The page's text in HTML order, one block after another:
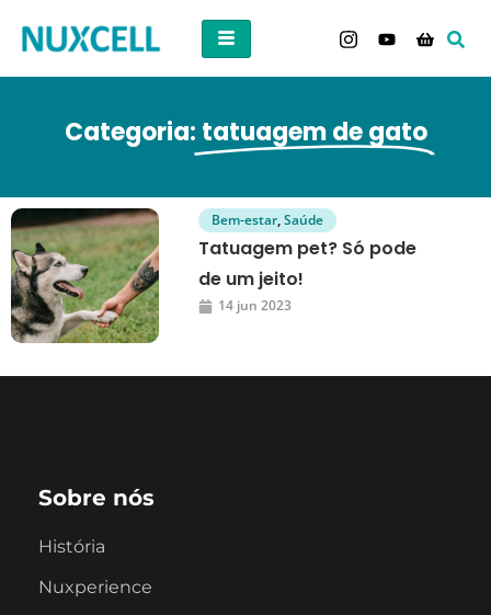
Categoria: tatuagem de gato
Bem-estar,Saúde
Tatuagem pet? Só pode
de um jeito!
14 jun 2023
Sobre nós
História
Nuxperience